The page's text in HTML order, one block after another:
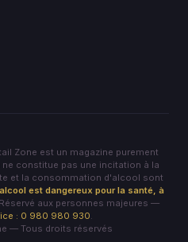
Zone est un magazine purement
constitue pas une incitation à la
et la consommation d'alcool sont
est dangereux pour la santé, à
Réservé aux personnes majeures —
: 0 980 980 930
— Tous droits réservés